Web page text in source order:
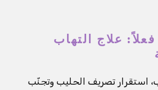
علاج التهاب
استقرار تصريف الحليب وتجنّب